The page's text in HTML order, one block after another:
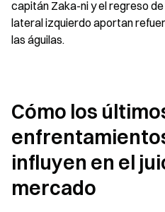
capitán Zaka-ni y el regreso
lateral izquierdo aportan
las águilas.
Cómo los
influyen en el
mercado